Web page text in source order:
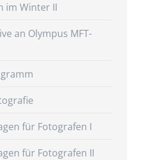
im Winter II
an Olympus MFT-
für Fotografen I
für Fotografen II